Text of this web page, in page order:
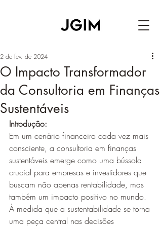
O Impacto Transformador
da Consultoria em Finanças
Sustentáveis
2 de fev. de 2024
Introdução:
Em um cenário financeiro cada vez mais
consciente, a consultoria em finanças
sustentáveis emerge como uma bússola
crucial para empresas e investidores que
buscam não apenas rentabilidade, mas
também um impacto positivo no mundo.
À medida que a sustentabilidade se torna
uma peça central nas decisões